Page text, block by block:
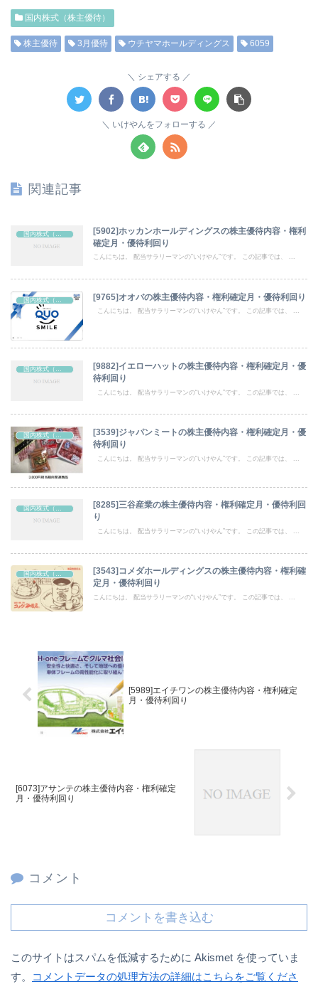
国内株式（株主優待）
株主優待 3月優待 ウチヤマホールディングス 6059
シェアする
いけやんをフォローする
関連記事
[5902]ホッカンホールディングスの株主優待内容・権利
確定月・優待利回り
こんにちは。 配当サラリーマンの“いけやん”です。 この記事では、 ...
[9765]オオバの株主優待内容・権利確定月・優待利回り
こんにちは。 配当サラリーマンの“いけやん”です。 この記事では、 ...
[9882]イエローハットの株主優待内容・権利確定月・優
待利回り
こんにちは。 配当サラリーマンの“いけやん”です。 この記事では、 ...
[3539]ジャパンミートの株主優待内容・権利確定月・優
待利回り
こんにちは。 配当サラリーマンの“いけやん”です。 この記事では、 ...
[8285]三谷産業の株主優待内容・権利確定月・優待利回
り
こんにちは。 配当サラリーマンの“いけやん”です。 この記事では、 ...
国内株式（株主優待）
[3543]コメダホールディングスの株主優待内容・権利確
定月・優待利回り
こんにちは。 配当サラリーマンの“いけやん”です。 この記事では、 ...
[5989]エイチワンの株主優待内容・権利確定
月・優待利回り
[6073]アサンテの株主優待内容・権利確定
月・優待利回り
コメント
コメントを書き込む
このサイトはスパムを低減するために Akismet を使っていま
す。
コメントデータの処理方法の詳細はこちらをご覧くださ